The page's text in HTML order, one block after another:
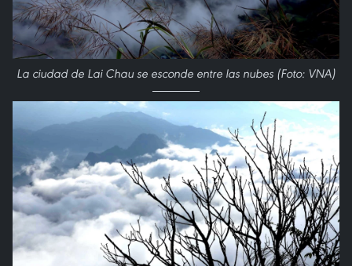
La ciudad de Lai Chau se esconde entre las nubes (Foto: VNA)